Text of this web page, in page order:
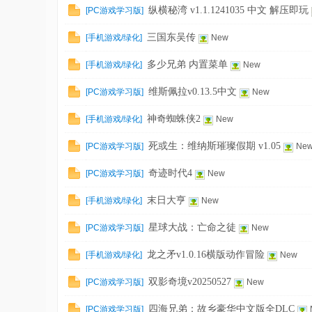
[PC游戏学习版] 纵横秘湾 v1.1.1241035 中文 解压即玩
[手机游戏/绿化] 三国东吴传 New
[手机游戏/绿化] 多少兄弟 内置菜单 New
[PC游戏学习版] 维斯佩拉v0.13.5中文 New
[手机游戏/绿化] 神奇蜘蛛侠2 New
[PC游戏学习版] 死或生：维纳斯璀璨假期 v1.05
[PC游戏学习版] 奇迹时代4 New
[手机游戏/绿化] 末日大亨 New
[PC游戏学习版] 星球大战：亡命之徒 New
[手机游戏/绿化] 龙之矛v1.0.16横版动作冒险 New
[PC游戏学习版] 双影奇境v20250527 New
[PC游戏学习版] 四海兄弟：故乡豪华中文版全DLC